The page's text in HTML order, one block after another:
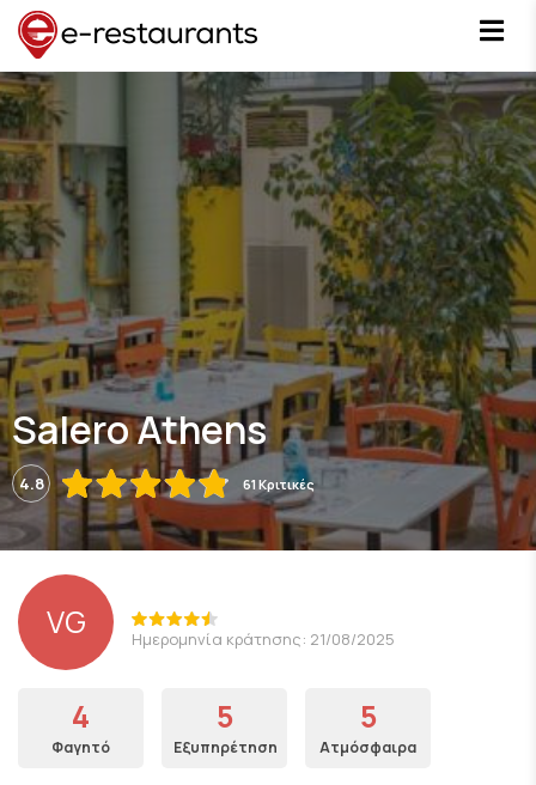
Salero Athens
4.8 61 Κριτικές
VG Ημερομηνία κράτησης: 21/08/2025
4
Φαγητό
5
Εξυπηρέτηση
5
Ατμόσφαιρα